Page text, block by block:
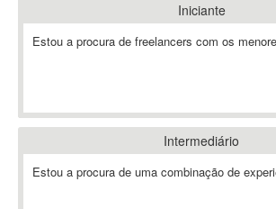
A-GPS
ABAP
Abaqus
ABBYY FineReader
Iniciante
Estou a procura de freelancers com os
Intermediário
Estou a procura de uma combinação de